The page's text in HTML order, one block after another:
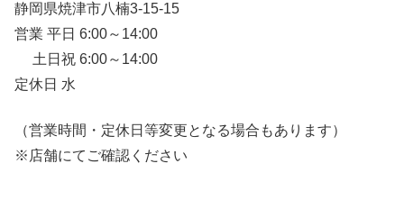
静岡県焼津市八楠3-15-15
営業 平日 6:00～14:00
土日祝 6:00～14:00
定休日 水
（営業時間・定休日等変更となる場合もあります）
※店舗にてご確認ください